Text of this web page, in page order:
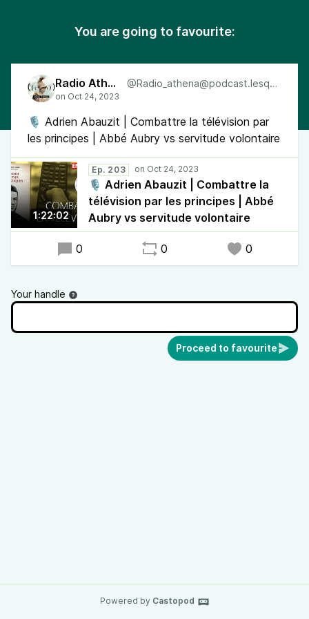
You are going to favourite:
Radio Athéna @Radio_athena@podcast.lesquen.fr
🎙 Adrien Abauzit | Combattre la télévision par
les principes | Abbé Aubry vs servitude volontaire
1:22:02
Ep. 203
🎙 Adrien Abauzit | Combattre la
télévision par les principes | Abbé
Aubry vs servitude volontaire
0 0 0
Your handle
Proceed to favourite
Powered by Castopod